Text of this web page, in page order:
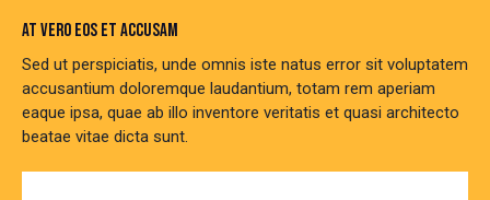
AT VERO EOS ET ACCUSAM
Sed ut perspiciatis, unde omnis iste natus error sit voluptatem
accusantium doloremque laudantium, totam rem aperiam
eaque ipsa, quae ab illo inventore veritatis et quasi architecto
beatae vitae dicta sunt.